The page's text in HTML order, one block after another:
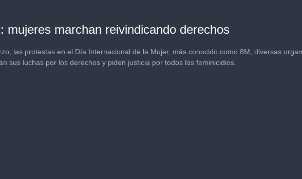
mujeres marchan reivindicando derechos
las protestas en el Día Internacional de la Mujer, más conocido como 8M, diversas
sus luchas por los derechos y piden justicia por todos los feminicidios.